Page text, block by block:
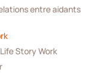
entre aidants
Story Work